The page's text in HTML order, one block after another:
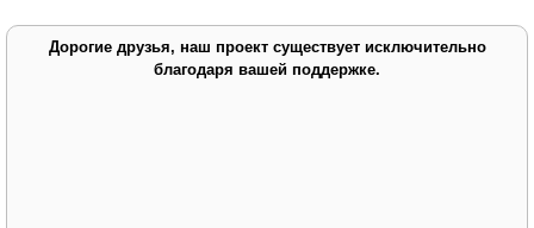
Дорогие друзья, наш проект существует исключительно
благодаря вашей поддержке.